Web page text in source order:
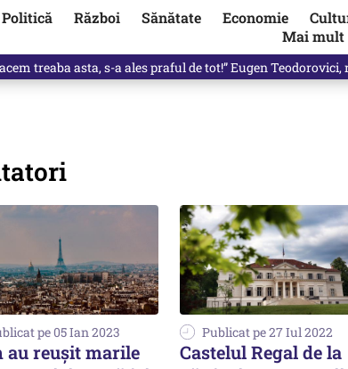
Politică Război Sănătate Economie
Mai mult
treaba asta, s-a ales praful de tot!” Eugen
pe 05 Ian 2023
au reușit marile
Publicat pe 27 Iul 2022
Castelul Regal de la